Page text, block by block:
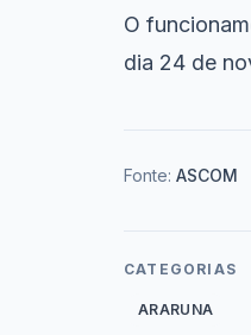
O
dia 24 de
Fonte: ASCOM
CATEGORIAS
ARARUNA